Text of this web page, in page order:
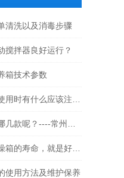
清洗以及消毒步骤
搅拌器良好运行？
箱技术参数
使用方法及维护保养